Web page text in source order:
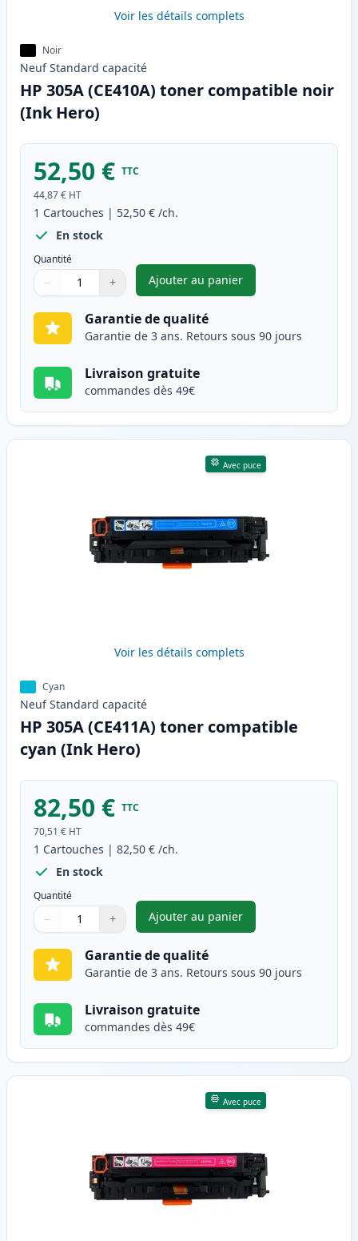
Voir les détails complets
Noir
Neuf Standard capacité
HP 305A (CE410A) toner compatible noir
(Ink Hero)
52,50 € TTC
44,87 € HT
1 Cartouches | 52,50 € /ch.
En stock
Quantité
Quantité
Utilisez les boutons pour ajuster
− +
Quantité
Ajouter au panier
,HP 305A (CE410A) toner
Garantie de qualité
Garantie de 3 ans. Retours sous 90 jours
Livraison gratuite
commandes dès 49€
Avec puce
Voir les détails complets
Cyan
Neuf Standard capacité
HP 305A (CE411A) toner compatible
cyan (Ink Hero)
82,50 € TTC
70,51 € HT
1 Cartouches | 82,50 € /ch.
En stock
Quantité
Quantité
Utilisez les boutons pour ajuster
− +
Quantité
Ajouter au panier
,HP 305A (CE411A) toner
Garantie de qualité
Garantie de 3 ans. Retours sous 90 jours
Livraison gratuite
commandes dès 49€
Avec puce